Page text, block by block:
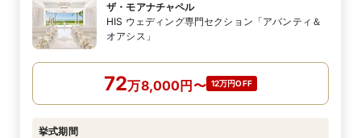
ザ・モアナチャペル
HIS ウェディング専門セクション「アバンティ＆
オアシス」
72万8,000円〜 12万円OFF
挙式期間